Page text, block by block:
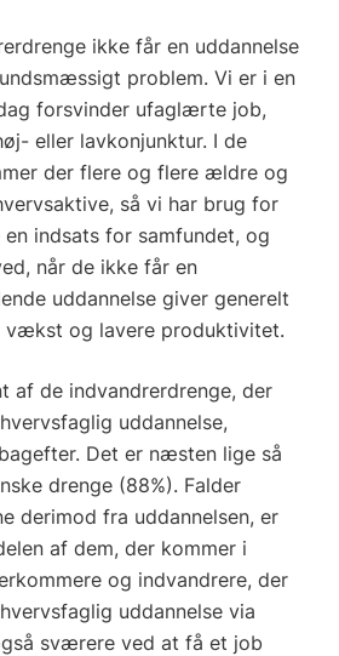
ikke får en uddannelse
problem. Vi er i en
forsvinder ufaglærte job,
eller lavkonjunktur. I de
der flere og flere ældre og
så vi har brug for
indsats for samfundet, og
når de ikke får en
uddannelse giver generelt
vækst og lavere produktivitet.
af de indvandrerdrenge, der
uddannelse,
Det er næsten lige så
drenge (88%). Falder
derimod fra uddannelsen, er
af dem, der kommer i
og indvandrere, der
uddannelse via
sværere ved at få et job